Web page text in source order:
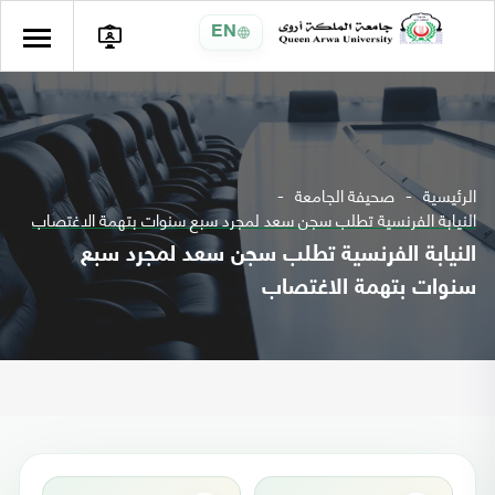
EN
الرئيسية صحيفة الجامعة
النيابة الفرنسية تطلب سجن سعد لمجرد سبع سنوات بتهمة الاغتصاب
النيابة الفرنسية تطلب سجن سعد لمجرد سبع
سنوات بتهمة الاغتصاب